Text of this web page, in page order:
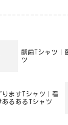
齲歯Tシャツ｜
ツ
ますTシャツ｜看
るあるTシャツ